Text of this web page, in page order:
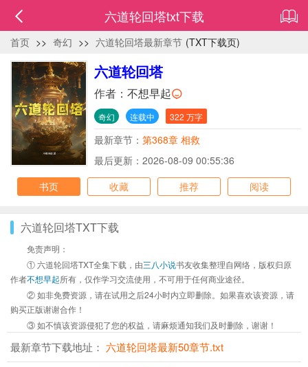
六道轮回塔txt下载
首页 >> 奇幻 >> 六道轮回塔最新章节 (TXT下载页)
六道轮回塔
作者： 不想早起
奇幻 连载中 322 万字
最新章节： 第368章 相救
最后更新：2026-08-09 00:55:36
书页
收藏 推荐 阅读
六道轮回塔TXT下载
免责声明：
① 六道轮回塔TXT全集下载，由三八小说书友收集整理自网络，版权归原
作者不想早起所有，仅作学习交流使用，不可用于任何商业途径。
② 如非免费资源，请在试用之后24小时内立即删除。如果喜欢该资源，请
购买正版谢谢合作！
③ 如不慎该资源侵犯了您的权益，请麻烦通知我们及时删除，谢谢！
最新章节下载地址： 六道轮回塔最新50章节.txt